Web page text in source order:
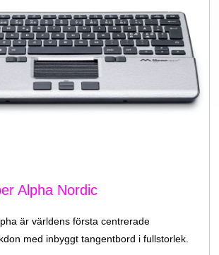
Alpha Nordic
är världens första centrerade
med inbyggt tangentbord i fullstorlek.